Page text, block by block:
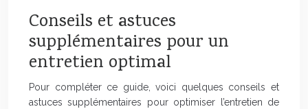
Conseils et astuces
supplémentaires pour un
entretien optimal
Pour compléter ce guide, voici quelques conseils et
astuces supplémentaires pour optimiser l’entretien de